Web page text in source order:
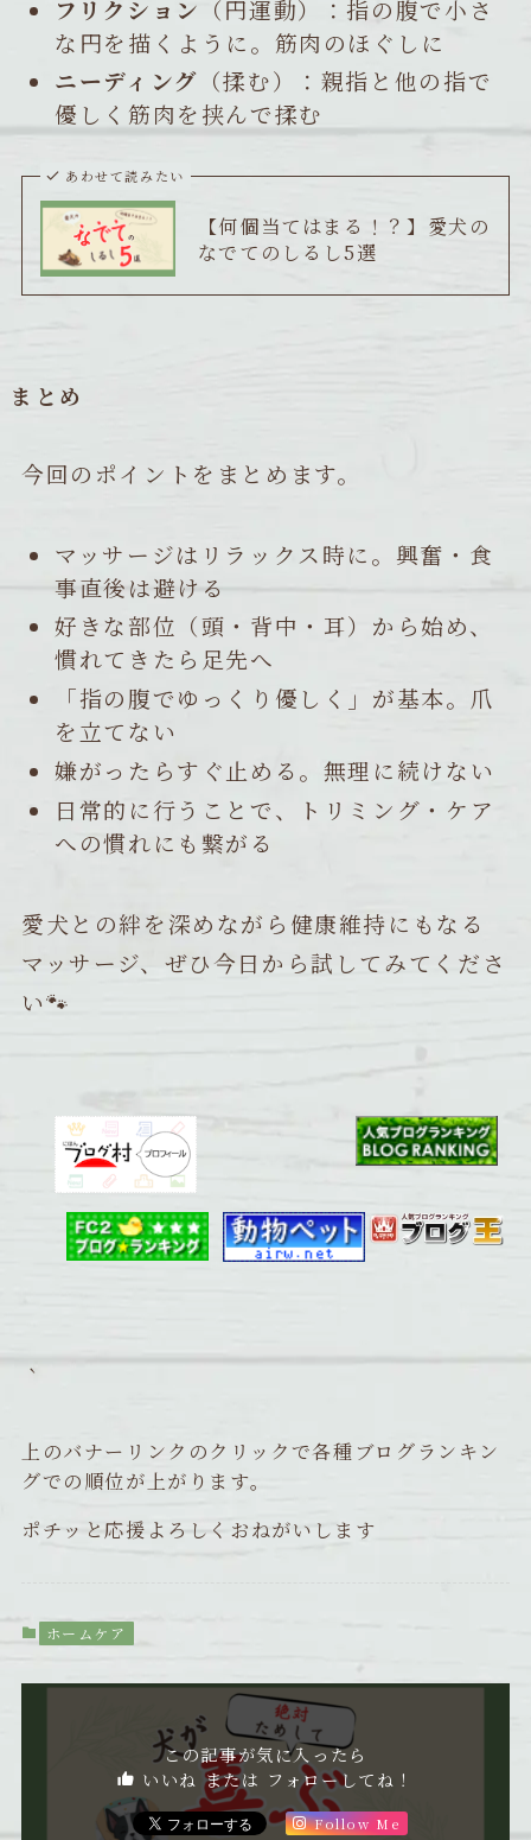
フリクション （円運動）：指の腹で小さ
な円を描くように。筋肉のほぐしに
ニーディング （揉む）：親指と他の指で
優しく筋肉を挟んで揉む
あわせて読みたい
【何個当てはまる！？】愛犬の
なでてのしるし5選
まとめ
今回のポイントをまとめます。
マッサージはリラックス時に。興奮・食
事直後は避ける
好きな部位（頭・背中・耳）から始め、
慣れてきたら足先へ
「指の腹でゆっくり優しく」が基本。爪
を立てない
嫌がったらすぐ止める。無理に続けない
日常的に行うことで、トリミング・ケア
への慣れにも繋がる
愛犬との絆を深めながら健康維持にもなる
マッサージ、ぜひ今日から試してみてくださ
い🐾
｀
上のバナーリンクのクリックで各種ブログランキン
グでの順位が上がります。
ポチッと応援よろしくおねがいします
ホームケア
この記事が気に入ったら
いいね または フォローしてね！
Follow Me